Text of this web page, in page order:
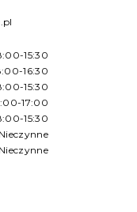
15:30
16:30
15:30
17:00
15:30
Nieczynne
Nieczynne